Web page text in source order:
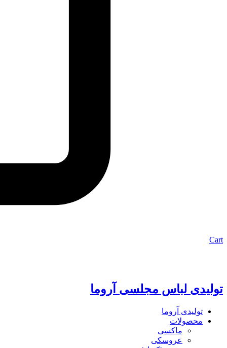
Cart
تولیدی لباس مجلسی آروما
تولیدی آروما
محصولات
ماکسی
عروسکی